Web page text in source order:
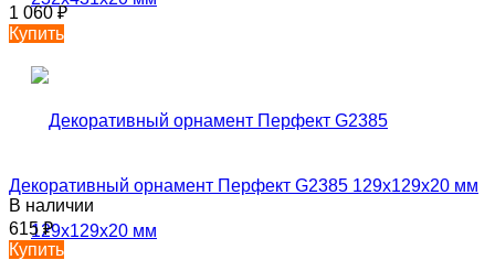
1 060₽
Купить
Декоративный орнамент Перфект G2385 129х129х20 мм
В наличии
615₽
Купить